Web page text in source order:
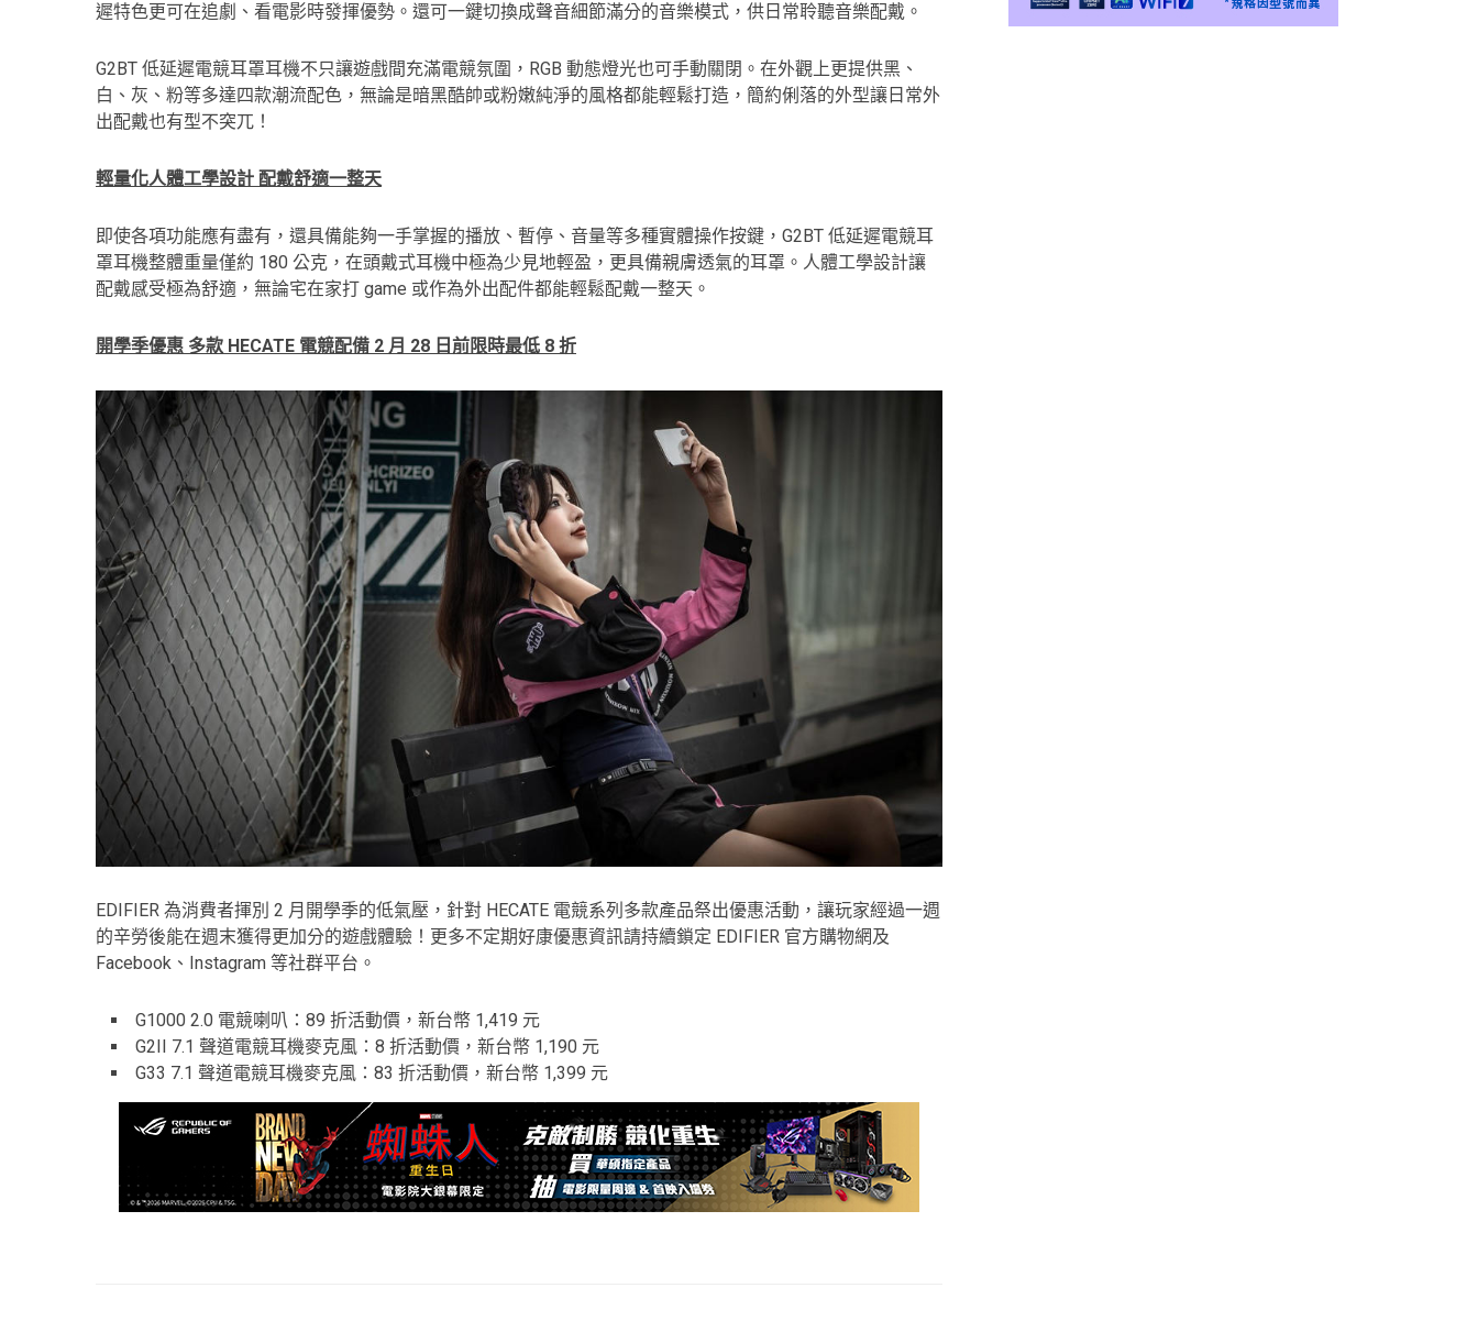
遲特色更可在追劇、看電影時發揮優勢。還可一鍵切換成聲音細節滿分的音樂模式，供日常聆聽音樂配戴。
G2BT 低延遲電競耳罩耳機不只讓遊戲間充滿電競氛圍，RGB 動態燈光也可手動關閉。在外觀上更提供黑、
白、灰、粉等多達四款潮流配色，無論是暗黑酷帥或粉嫩純淨的風格都能輕鬆打造，簡約俐落的外型讓日常外
出配戴也有型不突兀！
輕量化人體工學設計 配戴舒適一整天
即使各項功能應有盡有，還具備能夠一手掌握的播放、暫停、音量等多種實體操作按鍵，G2BT 低延遲電競耳
罩耳機整體重量僅約 180 公克，在頭戴式耳機中極為少見地輕盈，更具備親膚透氣的耳罩。人體工學設計讓
配戴感受極為舒適，無論宅在家打 game 或作為外出配件都能輕鬆配戴一整天。
開學季優惠 多款 HECATE 電競配備 2 月 28 日前限時最低 8 折
EDIFIER 為消費者揮別 2 月開學季的低氣壓，針對 HECATE 電競系列多款產品祭出優惠活動，讓玩家經過一週
的辛勞後能在週末獲得更加分的遊戲體驗！更多不定期好康優惠資訊請持續鎖定 EDIFIER 官方購物網及
Facebook、Instagram 等社群平台。
G1000 2.0 電競喇叭：89 折活動價，新台幣 1,419 元
G2II 7.1 聲道電競耳機麥克風：8 折活動價，新台幣 1,190 元
G33 7.1 聲道電競耳機麥克風：83 折活動價，新台幣 1,399 元